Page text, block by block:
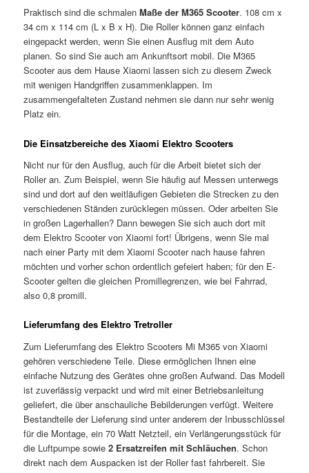
Praktisch sind die schmalenMaße der M365 Scooter. 108 cm x
34 cm x 114 cm (L x B x H). Die Roller können ganz einfach
eingepackt werden, wenn Sie einen Ausflug mit dem Auto
planen. So sind Sie auch am Ankunftsort mobil. Die M365
Scooter aus dem Hause Xiaomi lassen sich zu diesem Zweck
mit wenigen Handgriffen zusammenklappen. Im
zusammengefalteten Zustand nehmen sie dann nur sehr wenig
Platz ein.
Die Einsatzbereiche des Xiaomi Elektro Scooters
Nicht nur für den Ausflug, auch für die Arbeit bietet sich der
Roller an. Zum Beispiel, wenn Sie häufig auf Messen unterwegs
sind und dort auf den weitläufigen Gebieten die Strecken zu den
verschiedenen Ständen zurücklegen müssen. Oder arbeiten Sie
in großen Lagerhallen? Dann bewegen Sie sich auch dort mit
dem Elektro Scooter von Xiaomi fort! Übrigens, wenn Sie mal
nach einer Party mit dem Xiaomi Scooter nach hause fahren
möchten und vorher schon ordentlich gefeiert haben; für den E-
Scooter gelten die gleichen Promillegrenzen, wie bei Fahrrad,
also 0,8 promill.
Lieferumfang des Elektro Tretroller
Zum Lieferumfang des Elektro Scooters Mi M365 von Xiaomi
gehören verschiedene Teile. Diese ermöglichen Ihnen eine
einfache Nutzung des Gerätes ohne großen Aufwand. Das Modell
ist zuverlässig verpackt und wird mit einer Betriebsanleitung
geliefert, die über anschauliche Bebilderungen verfügt. Weitere
Bestandteile der Lieferung sind unter anderem der Inbusschlüssel
für die Montage, ein 70 Watt Netzteil, ein Verlängerungsstück für
die Luftpumpe sowie2 Ersatzreifen mit Schläuchen. Schon
direkt nach dem Auspacken ist der Roller fast fahrbereit. Sie